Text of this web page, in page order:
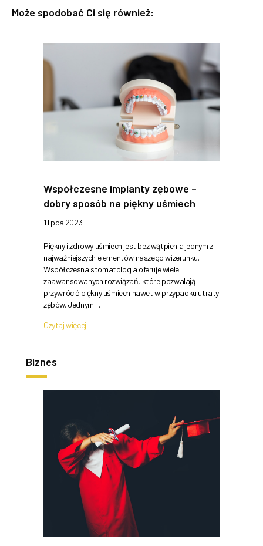
Może spodobać Ci się również:
Współczesne implanty zębowe –
dobry sposób na piękny uśmiech
1 lipca 2023
Piękny i zdrowy uśmiech jest bez wątpienia jednym z
najważniejszych elementów naszego wizerunku.
Współczesna stomatologia oferuje wiele
zaawansowanych rozwiązań, które pozwalają
przywrócić piękny uśmiech nawet w przypadku utraty
zębów. Jednym…
Czytaj więcej
Biznes